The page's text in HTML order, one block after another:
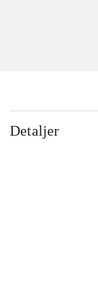
Detaljer